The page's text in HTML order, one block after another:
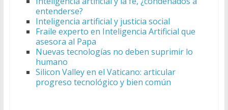
entenderse?
Inteligencia artificial y justicia social
Fraile experto en Inteligencia Artificial que
asesora al Papa
Nuevas tecnologías no deben suprimir lo
humano
Silicon Valley en el Vaticano: articular
progreso tecnológico y bien común